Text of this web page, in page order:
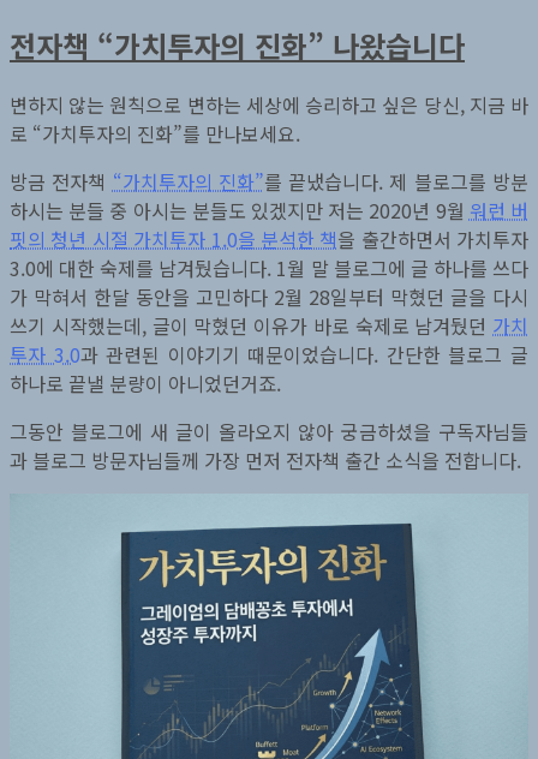
전자책 “가치투자의 진화” 나왔습니다
변하지 않는 원칙으로 변하는 세상에 승리하고 싶은 당신, 지금 바
로 “가치투자의 진화”를 만나보세요.
방금 전자책 “가치투자의 진화”를 끝냈습니다. 제 블로그를 방분
하시는 분들 중 아시는 분들도 있겠지만 저는 2020년 9월 워런 버
핏의 청년 시절 가치투자 1.0을 분석한 책을 출간하면서 가치투자
3.0에 대한 숙제를 남겨뒀습니다. 1월 말 블로그에 글 하나를 쓰다
가 막혀서 한달 동안을 고민하다 2월 28일부터 막혔던 글을 다시
쓰기 시작했는데, 글이 막혔던 이유가 바로 숙제로 남겨뒀던 가치
투자 3.0과 관련된 이야기기 때문이었습니다. 간단한 블로그 글
하나로 끝낼 분량이 아니었던거죠.
그동안 블로그에 새 글이 올라오지 않아 궁금하셨을 구독자님들
과 블로그 방문자님들께 가장 먼저 전자책 출간 소식을 전합니다.